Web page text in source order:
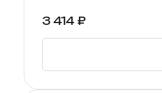
3 414 ₽